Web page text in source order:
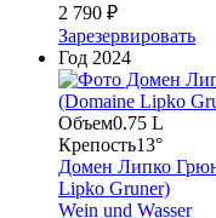
2 790 ₽
Зарезервировать
Год 2024
Объем0.75 L
Крепость13°
Домен Липко
Lipko Gruner)
Wein und Wasser